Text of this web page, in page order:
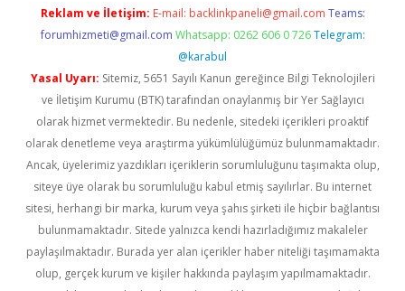
Reklam ve İletişim: E-mail: backlinkpaneli@gmail.com Teams:
forumhizmeti@gmail.com Whatsapp: 0262 606 0 726 Telegram:
@karabul
Yasal Uyarı: Sitemiz, 5651 Sayılı Kanun gereğince Bilgi Teknolojileri
ve İletişim Kurumu (BTK) tarafından onaylanmış bir Yer Sağlayıcı
olarak hizmet vermektedir. Bu nedenle, sitedeki içerikleri proaktif
olarak denetleme veya araştırma yükümlülüğümüz bulunmamaktadır.
Ancak, üyelerimiz yazdıkları içeriklerin sorumluluğunu taşımakta olup,
siteye üye olarak bu sorumluluğu kabul etmiş sayılırlar. Bu internet
sitesi, herhangi bir marka, kurum veya şahıs şirketi ile hiçbir bağlantısı
bulunmamaktadır. Sitede yalnızca kendi hazırladığımız makaleler
paylaşılmaktadır. Burada yer alan içerikler haber niteliği taşımamakta
olup, gerçek kurum ve kişiler hakkında paylaşım yapılmamaktadır.